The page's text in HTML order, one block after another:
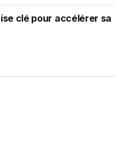
clé pour accélérer sa